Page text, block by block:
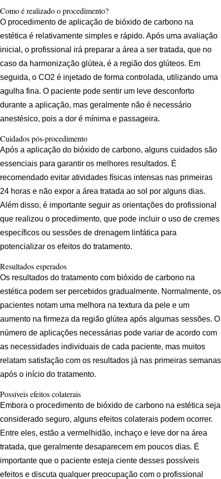
Como é realizado o procedimento?
O procedimento de aplicação de bióxido de carbono na
estética é relativamente simples e rápido. Após uma avaliação
inicial, o profissional irá preparar a área a ser tratada, que no
caso da harmonização glútea, é a região dos glúteos. Em
seguida, o CO2 é injetado de forma controlada, utilizando uma
agulha fina. O paciente pode sentir um leve desconforto
durante a aplicação, mas geralmente não é necessário
anestésico, pois a dor é mínima e passageira.
Cuidados pós-procedimento
Após a aplicação do bióxido de carbono, alguns cuidados são
essenciais para garantir os melhores resultados. É
recomendado evitar atividades físicas intensas nas primeiras
24 horas e não expor a área tratada ao sol por alguns dias.
Além disso, é importante seguir as orientações do profissional
que realizou o procedimento, que pode incluir o uso de cremes
específicos ou sessões de drenagem linfática para
potencializar os efeitos do tratamento.
Resultados esperados
Os resultados do tratamento com bióxido de carbono na
estética podem ser percebidos gradualmente. Normalmente, os
pacientes notam uma melhora na textura da pele e um
aumento na firmeza da região glútea após algumas sessões. O
número de aplicações necessárias pode variar de acordo com
as necessidades individuais de cada paciente, mas muitos
relatam satisfação com os resultados já nas primeiras semanas
após o início do tratamento.
Possíveis efeitos colaterais
Embora o procedimento de bióxido de carbono na estética seja
considerado seguro, alguns efeitos colaterais podem ocorrer.
Entre eles, estão a vermelhidão, inchaço e leve dor na área
tratada, que geralmente desaparecem em poucos dias. É
importante que o paciente esteja ciente desses possíveis
efeitos e discuta qualquer preocupação com o profissional